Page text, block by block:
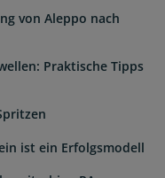
von Aleppo nach
Praktische Tipps
ist ein Erfolgsmodell